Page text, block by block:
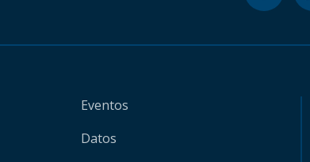
Eventos
Datos